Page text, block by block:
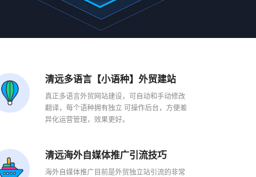
清远多语言【小语种】外贸建站
真正多语言外贸网站建设，可自动和手动修改
翻译，每个语种拥有独立 可操作后台，方便差
异化运营管理，效果更好。
清远海外自媒体推广引流技巧
海外自媒体推广目前是外贸独立站引流的非常